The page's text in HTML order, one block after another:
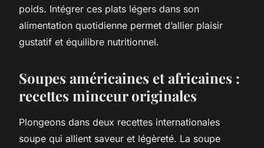
poids. Intégrer ces plats légers dans son
alimentation quotidienne permet d’allier plaisir
gustatif et équilibre nutritionnel.
Soupes américaines et africaines :
recettes minceur originales
Plongeons dans deux recettes internationales
soupe qui allient saveur et légèreté. La soupe